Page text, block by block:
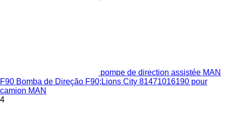
pompe de direction assistée MAN
F90 Bomba de Direção F90;Lions City 81471016190 pour
camion MAN
4